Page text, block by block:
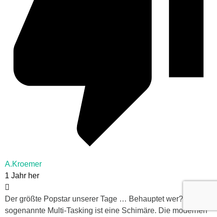
A.Kroemer
1 Jahr her
Der größte Popstar unserer Tage … Behauptet wer? Das
sogenannte Multi-Tasking ist eine Schimäre. Die modernen